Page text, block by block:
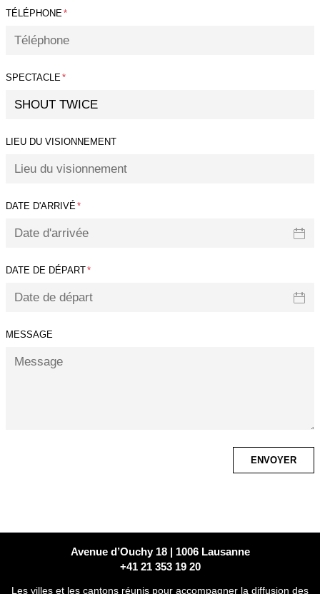
TÉLÉPHONE*
SPECTACLE*
LIEU DU VISIONNEMENT
DATE D'ARRIVÉ*
DATE DE DÉPART *
MESSAGE
Avenue d’Ouchy 18 | 1006 Lausanne
+41 21 353 19 20
Les villes et les cantons réunis pour accompagner la diffusion des